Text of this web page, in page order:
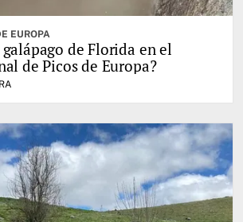
EUROPA
de Florida en el
de Picos de Europa?